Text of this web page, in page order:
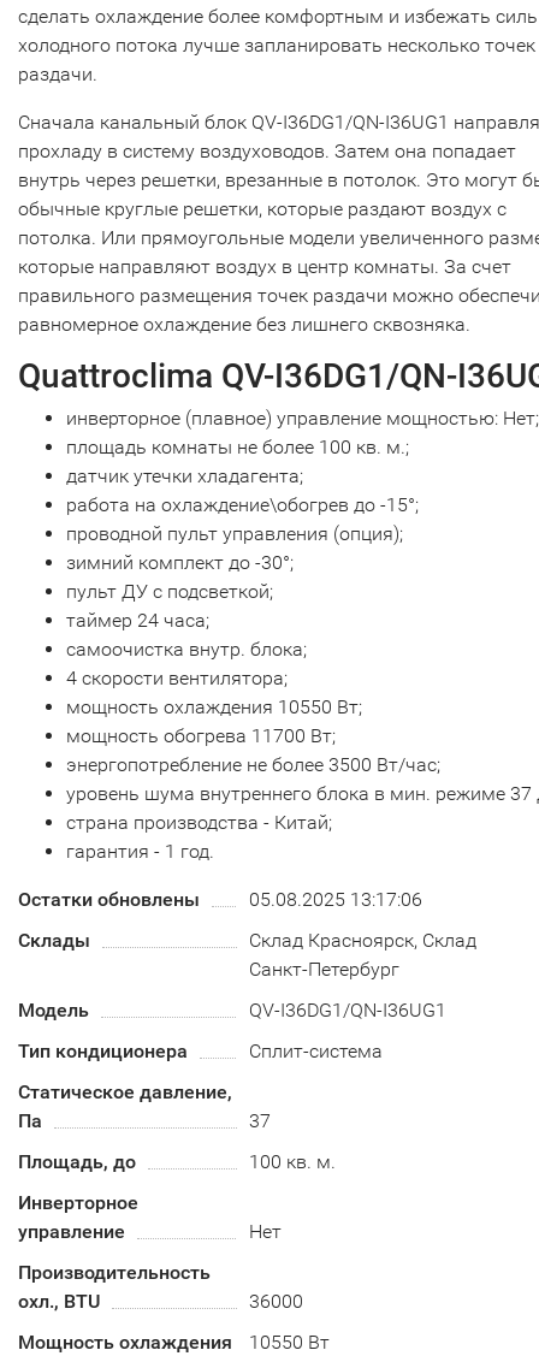
сделать охлаждение более комфортным и избежать
холодного потока лучше запланировать несколько точек
раздачи.
Сначала канальный блок QV-I36DG1/QN-I36UG1
прохладу в систему воздуховодов. Затем она попадает
внутрь через решетки, врезанные в потолок. Это могут
обычные круглые решетки, которые раздают воздух с
потолка. Или прямоугольные модели увеличенного
которые направляют воздух в центр комнаты. За счет
правильного размещения точек раздачи можно
равномерное охлаждение без лишнего сквозняка.
Quattroclima QV-I36DG1/QN-
инверторное (плавное) управление мощностью: Нет;
площадь комнаты не более 100 кв. м.;
датчик утечки хладагента;
работа на охлаждение\обогрев до -15°;
проводной пульт управления (опция);
зимний комплект до -30°;
пульт ДУ с подсветкой;
таймер 24 часа;
самоочистка внутр. блока;
4 скорости вентилятора;
мощность охлаждения 10550 Вт;
мощность обогрева 11700 Вт;
энергопотребление не более 3500 Вт/час;
уровень шума внутреннего блока в мин. режиме 37
страна производства - Китай;
гарантия - 1 год.
Остатки обновлены
05.08.2025 13:17:06
Склады
Склад Красноярск, Склад
Санкт-Петербург
Модель
QV-I36DG1/QN-I36UG1
Тип кондиционера
Сплит-система
Статическое давление,
Па
37
Площадь, до
100 кв. м.
Инверторное
управление
Нет
Производительность
охл., BTU
36000
Мощность охлаждения
10550 Вт